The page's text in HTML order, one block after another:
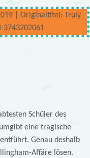
| Originaltitel: Truly
3743202061
Schüler des
eine tragische
Genau deshalb
Affäre lösen.